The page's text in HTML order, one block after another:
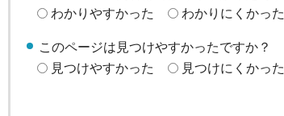
わかりやすかった
わかりにくかった
このページは見つけやすかったですか？
見つけやすかった
見つけにくかった